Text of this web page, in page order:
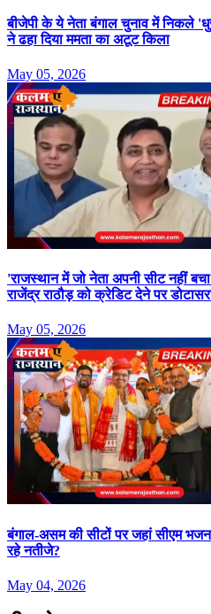
बीजेपी के ये नेता बंगाल चुनाव में निकले
ने ढहा दिया ममता का अटूट किला
May 05, 2026
'राजस्थान में जो नेता अपनी सीट नहीं
राजेंद्र राठौड़ को क्रेडिट देने पर
May 05, 2026
बंगाल-असम की सीटों पर जहां सीएम
रहे नतीजे?
May 04, 2026